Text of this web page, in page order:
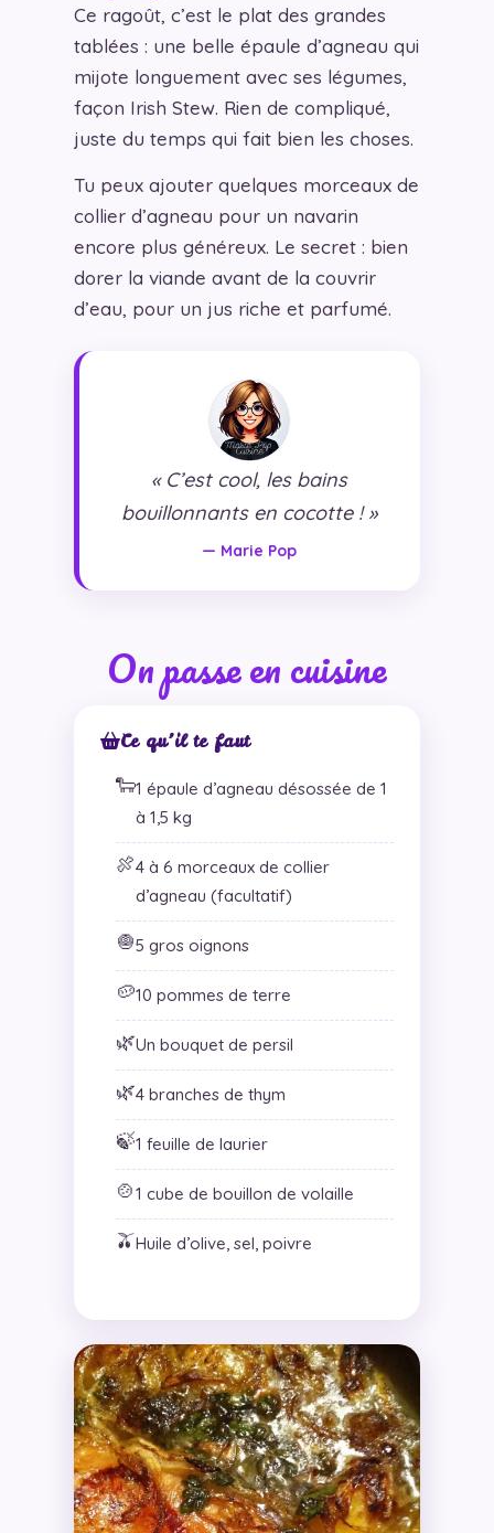
Ce ragoût, c’est le plat des grandes
tablées : une belle épaule d’agneau qui
mijote longuement avec ses légumes,
façon Irish Stew. Rien de compliqué,
juste du temps qui fait bien les choses.
Tu peux ajouter quelques morceaux de
collier d’agneau pour un navarin
encore plus généreux. Le secret : bien
dorer la viande avant de la couvrir
d’eau, pour un jus riche et parfumé.
« C’est cool, les bains
bouillonnants en cocotte ! »
— Marie Pop
On passe en cuisine
Ce qu’il te faut
🐑1 épaule d’agneau désossée de 1
à 1,5 kg
🍖4 à 6 morceaux de collier
d’agneau (facultatif)
🧅5 gros oignons
🥔10 pommes de terre
🌿Un bouquet de persil
🌿4 branches de thym
🍃1 feuille de laurier
🍲1 cube de bouillon de volaille
🫒Huile d’olive, sel, poivre